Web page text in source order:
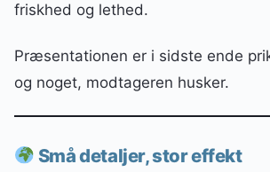
friskhed og lethed.
Præsentationen er i sidste ende
og noget, modtageren husker.
Små detaljer, stor effekt